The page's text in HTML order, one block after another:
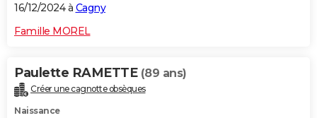
16/12/2024 à Cagny
Famille MOREL
Paulette RAMETTE (89 ans)
Créer une cagnotte obsèques
Naissance